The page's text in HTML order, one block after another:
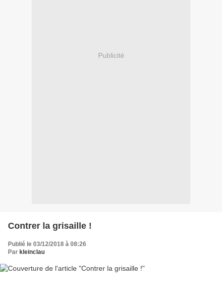
Publicité
Contrer la grisaille !
Publié le 03/12/2018 à 08:26
Par kleinclau